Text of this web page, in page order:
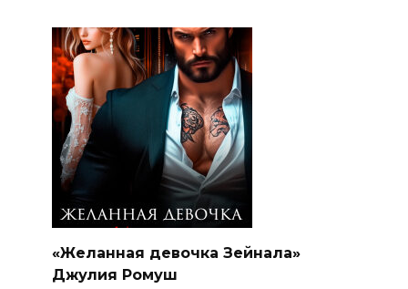
«Желанная девочка Зейнала»
Джулия Ромуш